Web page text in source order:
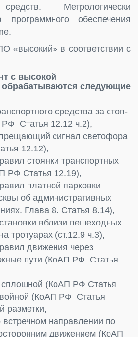
Метрологически
программного обеспечения
«высокий» в соответствии с
с высокой
обрабатываются следующие
средства за стоп-
Статья 12.12 ч.2),
сигнал светофора
12.12),
стоянки транспортных
РФ Статья 12.19),
платной парковки
об административных
Глава 8. Статья 8.14),
вблизи пешеходных
тротуарах (ст.12.9 ч.3),
движения через
пути (КоАП РФ Статья
сплошной (КоАП РФ Статья
(КоАП РФ Статья
разметки,
направлении по
движением (КоАП